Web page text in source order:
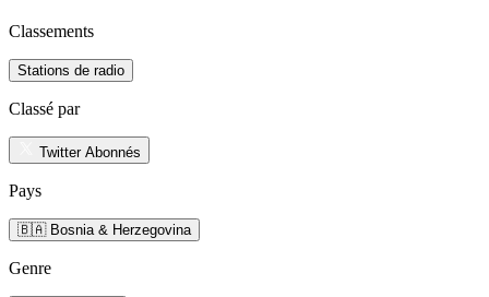
Classements
Stations de radio
Classé par
Twitter Abonnés
Pays
🇧🇦 Bosnia & Herzegovina
Genre